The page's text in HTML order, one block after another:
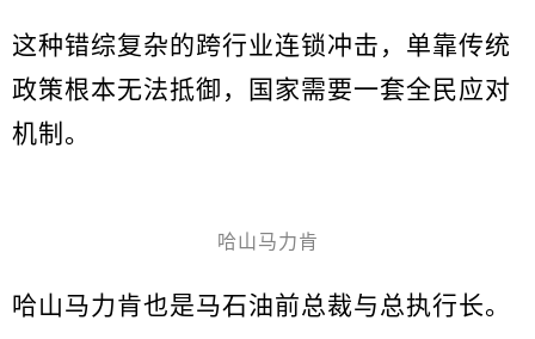
这种错综复杂的跨行业连锁冲击，单靠传统
政策根本无法抵御，国家需要一套全民应对
机制。
哈山马力肯
哈山马力肯也是马石油前总裁与总执行长。